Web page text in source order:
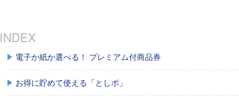
INDEX
電子か紙か選べる！ プレミアム付商品券
お得に貯めて使える「としポ」